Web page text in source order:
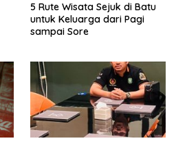
5 Rute Wisata Sejuk di Batu
untuk Keluarga dari Pagi
sampai Sore